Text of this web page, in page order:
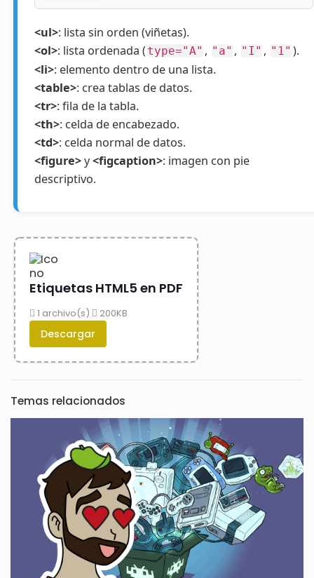
<ul>: lista sin orden (viñetas).
<ol>: lista ordenada (type="A" , "a" , "I" , "1" ).
<li>: elemento dentro de una lista.
<table>: crea tablas de datos.
<tr>: fila de la tabla.
<th>: celda de encabezado.
<td>: celda normal de datos.
<figure>y<figcaption>: imagen con pie
descriptivo.
Etiquetas HTML5 en PDF
1 archivo(s) 200KB
Descargar
Temas relacionados